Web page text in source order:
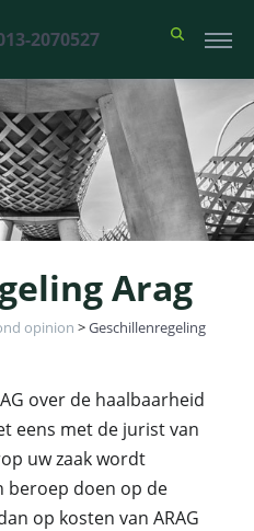
2070527
Arag
opinion >Geschillenregeling
over de haalbaarheid
eens met de jurist van
uw zaak wordt
beroep doen op de
op kosten van ARAG